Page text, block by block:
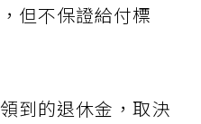
但不保證給付標
到的退休金，取決